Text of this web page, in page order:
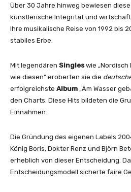
Über 30 Jahre hinweg bewiesen
künstlerische Integrität und
Ihre musikalische Reise von 1992 bis
stabiles Erbe.
Mit legendären Singleswie „Nordisch
wie diesen“ eroberten sie die
erfolgreichste Album „Am Wasser
den Charts. Diese Hits bildeten die
Einnahmen.
Die Gründung des eigenen Labels
König Boris, Dokter Renz und Björn
erheblich von dieser Entscheidung.
Entscheidungsmodell sicherte faire